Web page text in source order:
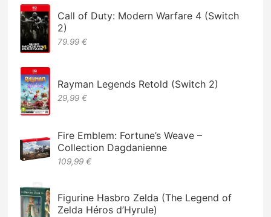
Call of Duty: Modern Warfare 4 (Switch
2)
79.99 €
Rayman Legends Retold (Switch 2)
29,99 €
Fire Emblem: Fortune’s Weave –
Collection Dagdanienne
109,99 €
Figurine Hasbro Zelda (The Legend of
Zelda Héros d’Hyrule)